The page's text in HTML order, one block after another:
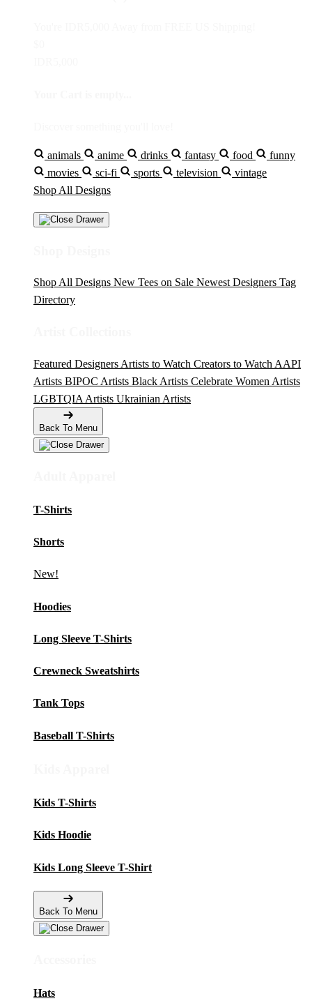
animals anime drinks fantasy food
funny
movies
sci-fi sports television
vintage
Shop All Designs
Shop All Designs New Tees on Sale Newest Designers Tag
Directory
Featured Designers Artists to Watch Creators to Watch AAPI
Artists BIPOC Artists Black Artists Celebrate Women Artists
LGBTQIA Artists Ukrainian Artists
Back To Menu
T-Shirts
Shorts
New!
Hoodies
Long Sleeve T-Shirts
Crewneck Sweatshirts
Tank Tops
Baseball T-Shirts
Kids T-Shirts
Kids Hoodie
Kids Long Sleeve T-Shirt
Back To Menu
Hats